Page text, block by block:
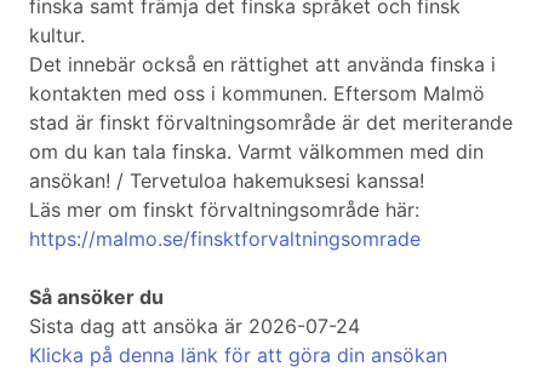
finska samt främja det finska språket och finsk
kultur.
Det innebär också en rättighet att använda finska i
kontakten med oss i kommunen. Eftersom Malmö
stad är finskt förvaltningsområde är det meriterande
om du kan tala finska. Varmt välkommen med din
ansökan! / Tervetuloa hakemuksesi kanssa!
Läs mer om finskt förvaltningsområde här:
https://malmo.se/finsktforvaltningsomrade
Så ansöker du
Sista dag att ansöka är 2026-07-24
Klicka på denna länk för att göra din ansökan